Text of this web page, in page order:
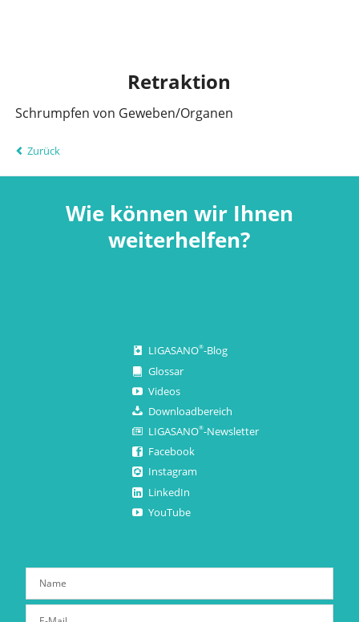
Retraktion
Schrumpfen von Geweben/Organen
Zurück
Wie können wir Ihnen
weiterhelfen?
LIGASANO®-Blog
Glossar
Videos
Downloadbereich
LIGASANO®-Newsletter
Facebook
Instagram
LinkedIn
YouTube